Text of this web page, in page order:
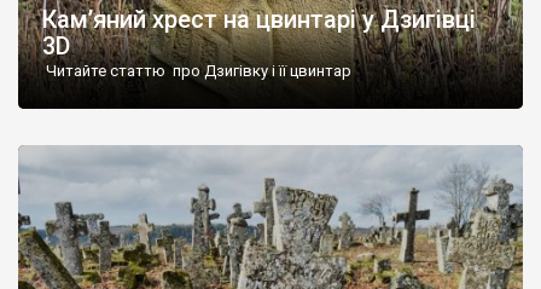
Кам’яний хрест на цвинтарі у Дзигівці
3D
Читайте статтю про Дзигівку і її цвинтар